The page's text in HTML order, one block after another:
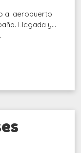
al aeropuerto
Llegada y…